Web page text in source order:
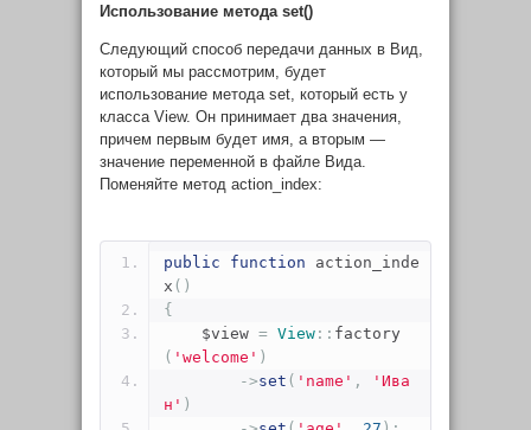
Использование метода set()
Следующий способ передачи данных в Вид,
который мы рассмотрим, будет
использование метода set , который есть у
класса View. Он принимает два значения,
причем первым будет имя, а вторым —
значение переменной в файле Вида.
Поменяйте метод action_index:
public function action_inde
x ()
{
    $view
= View :: factory
( 'welcome' )
->set ( 'name' ,
'Ива
н' )